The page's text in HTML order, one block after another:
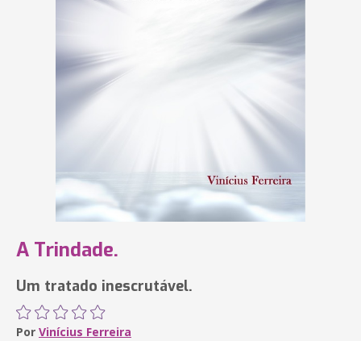
A Trindade.
Um tratado inescrutável.
Por Vinícius Ferreira